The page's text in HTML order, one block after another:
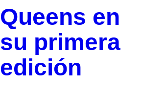
Queens en
su primera
edición